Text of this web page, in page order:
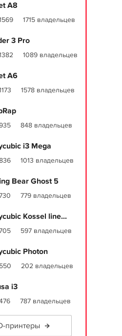
A8
1715 владельцев
3 Pro
1089 владельцев
A6
1578 владельцев
848 владельцев
i3 Mega
1013 владельцев
Bear Ghost 5
779 владельцев
Kossel line...
597 владельцев
Photon
550 202 владельцев
i3
787 владельцев
принтеры